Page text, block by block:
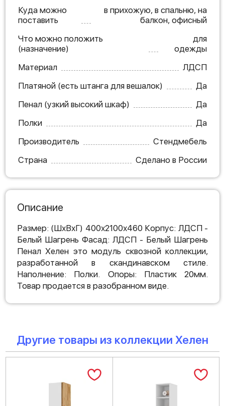
Куда можно
поставить
в прихожую, в спальню, на
балкон, офисный
Что можно положить
(назначение)
для
одежды
Материал
ЛДСП
Платяной (есть штанга для вешалок)
Да
Пенал (узкий высокий шкаф)
Да
Полки
Да
Производитель
Стендмебель
Страна
Сделано в России
Описание
Размер: (ШхВхГ) 400х2100х460 Корпус: ЛДСП -
Белый Шагрень Фасад: ЛДСП - Белый Шагрень
Пенал Хелен это модуль сквозной коллекции,
разработанной в скандинавском стиле.
Наполнение: Полки. Опоры: Пластик 20мм.
Товар продается в разобранном виде.
Другие товары из коллекции Хелен